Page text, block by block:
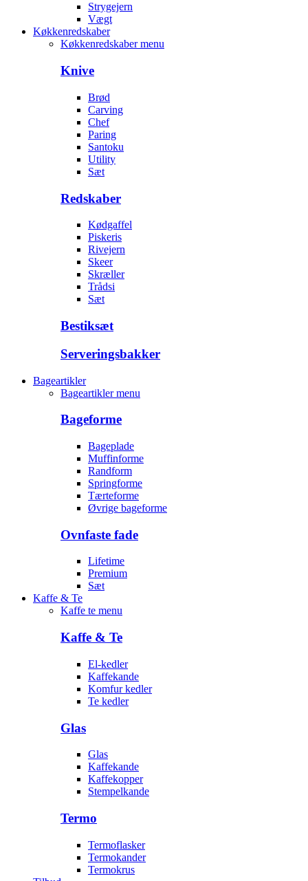
Strygejern
Vægt
Køkkenredskaber
Køkkenredskaber menu
Knive
Brød
Carving
Chef
Paring
Santoku
Utility
Sæt
Redskaber
Kødgaffel
Piskeris
Rivejern
Skeer
Skræller
Trådsi
Sæt
Bestiksæt
Serveringsbakker
Bageartikler
Bageartikler menu
Bageforme
Bageplade
Muffinforme
Randform
Springforme
Tærteforme
Øvrige bageforme
Ovnfaste fade
Lifetime
Premium
Sæt
Kaffe & Te
Kaffe te menu
Kaffe & Te
El-kedler
Kaffekande
Komfur kedler
Te kedler
Glas
Glas
Kaffekande
Kaffekopper
Stempelkande
Termo
Termoflasker
Termokander
Termokrus